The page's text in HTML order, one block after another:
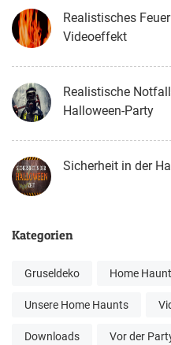
Realistisches
Videoeffekt
Realistische
Halloween-Party
Sicherheit in der
Kategorien
Gruseldeko Home
Unsere Home Haunts
Downloads Vor der